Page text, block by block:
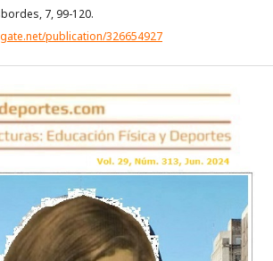
7, 99-120.
publication/326654927